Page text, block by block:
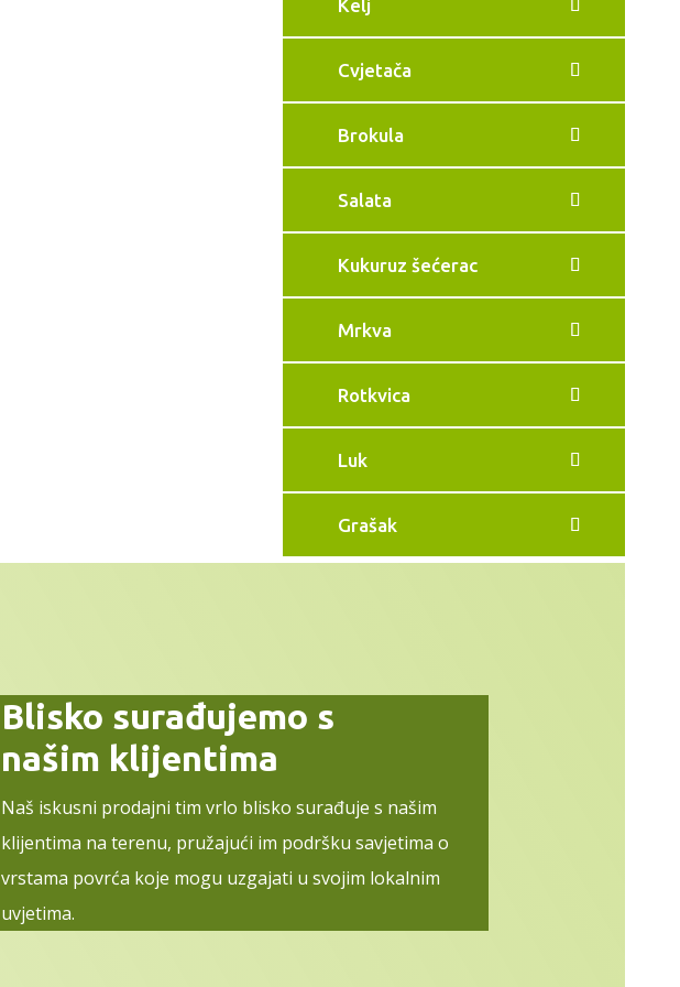
Kelj
Cvjetača
Brokula
Salata
Kukuruz šećerac
Mrkva
Rotkvica
Luk
Grašak
Blisko surađujemo s
našim klijentima
Naš iskusni prodajni tim vrlo blisko surađuje s našim
klijentima na terenu, pružajući im podršku savjetima o
vrstama povrća koje mogu uzgajati u svojim lokalnim
uvjetima.